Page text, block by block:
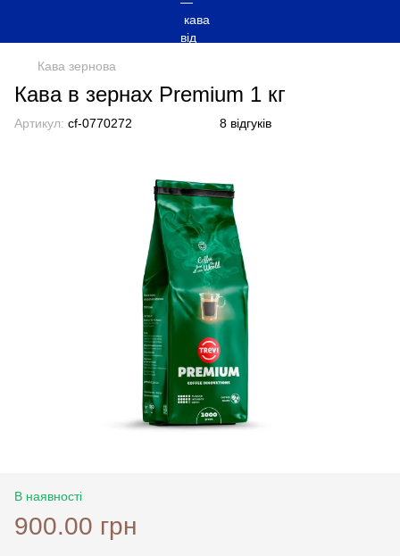
Кава зернова
Кава в зернах Premium 1 кг
Артикул: cf-0770272 8 відгуків
В наявності
900.00 грн